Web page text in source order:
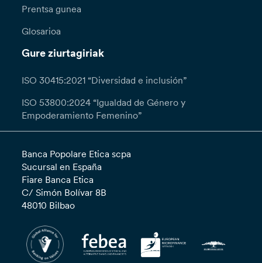
Prentsa gunea
Glosarioa
Gure ziurtagiriak
ISO 30415:2021 “Diversidad e inclusión”
ISO 53800:2024 “Igualdad de Género y
Empoderamiento Femenino”
Banca Popolare Etica scpa
Sucursal en España
Fiare Banca Etica
C/ Simón Bolívar 8B
48010 Bilbao